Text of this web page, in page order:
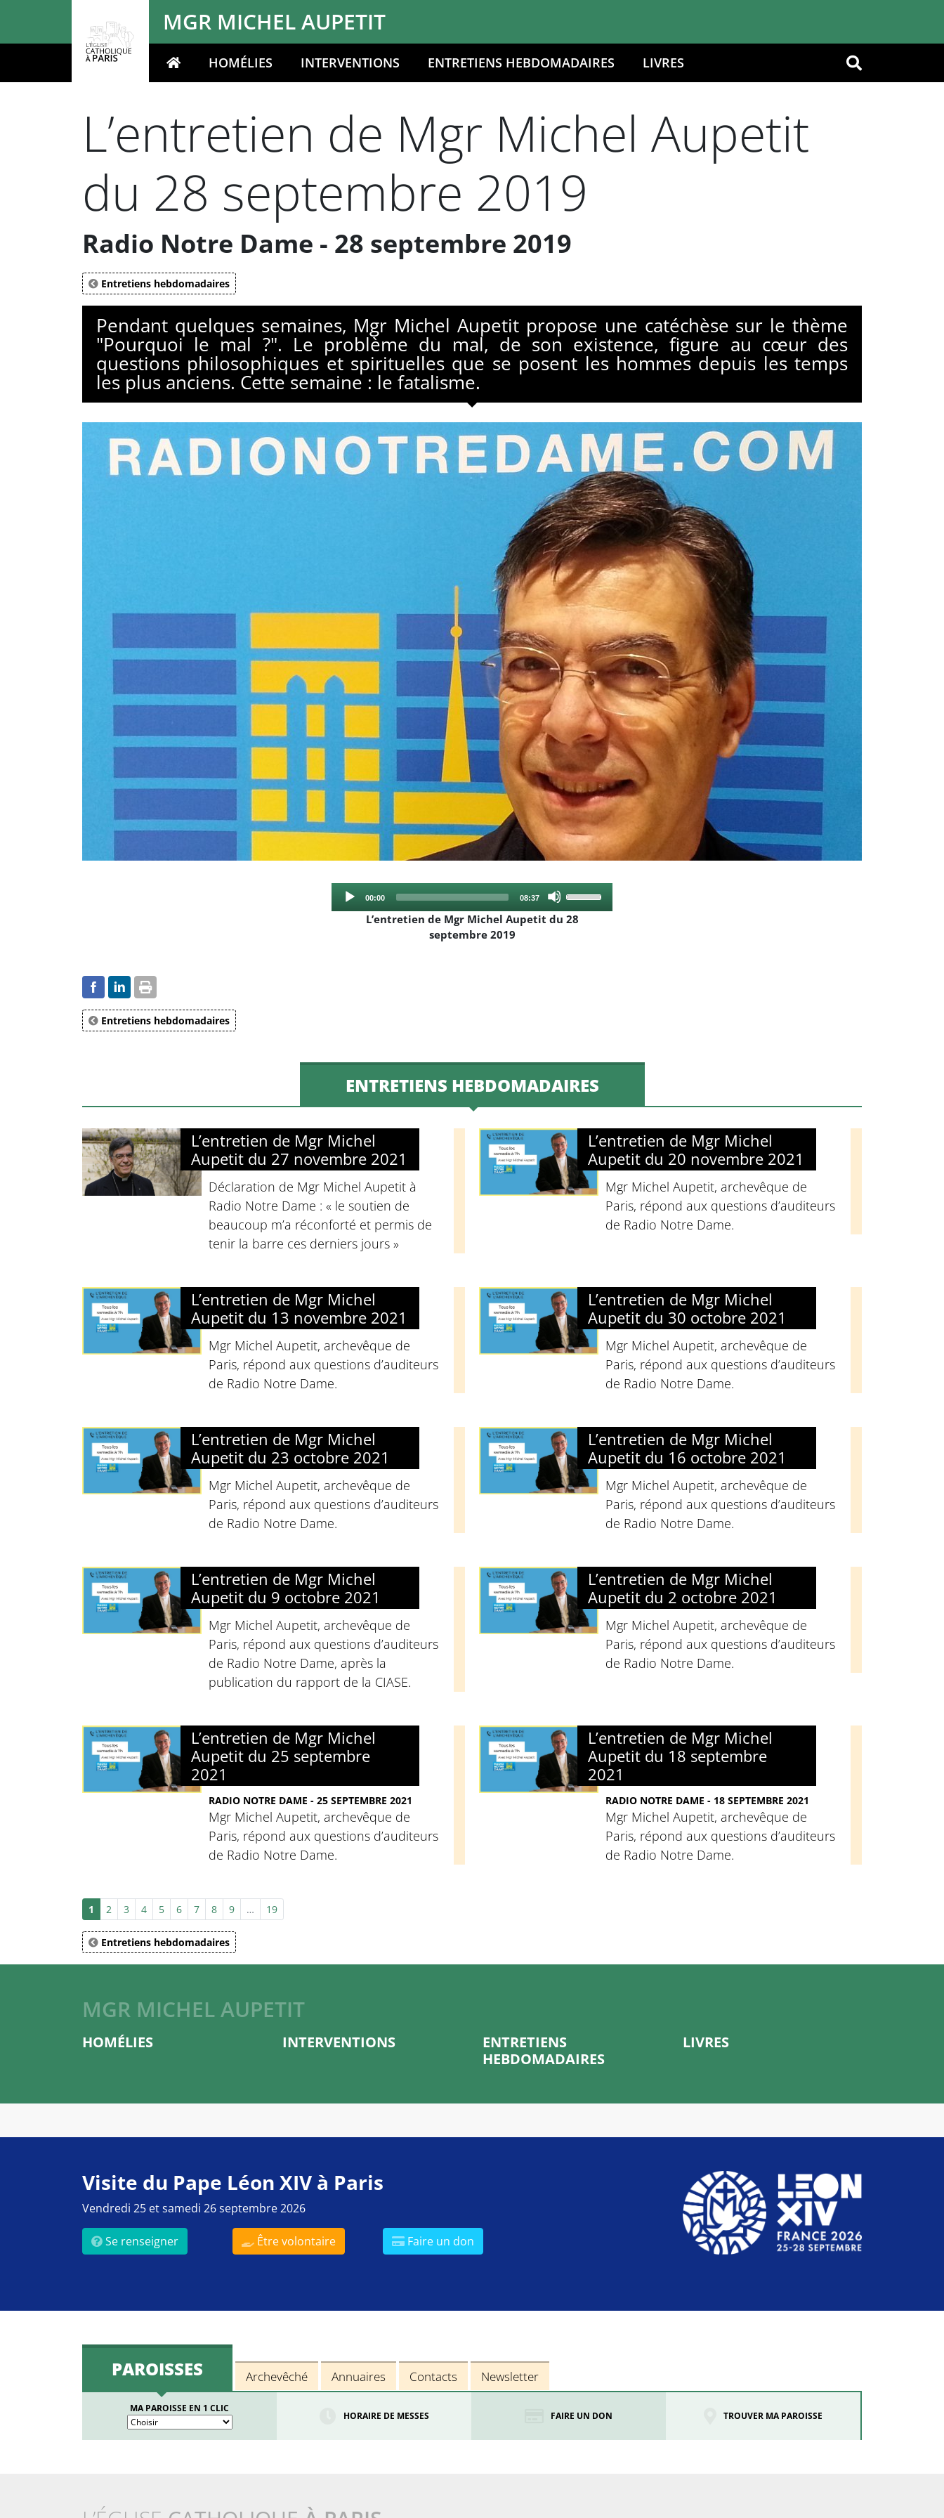
MGR MICHEL AUPETIT
Votre recherche OK
HOMÉLIES INTERVENTIONS ENTRETIENS HEBDOMADAIRES LIVRES
L’entretien de Mgr Michel Aupetit
du 28 septembre 2019
Radio Notre Dame - 28 septembre 2019
Entretiens hebdomadaires
Pendant quelques semaines, Mgr Michel Aupetit propose une catéchèse sur le thème
"Pourquoi le mal ?". Le problème du mal, de son existence, figure au cœur des
questions philosophiques et spirituelles que se posent les hommes depuis les temps
les plus anciens. Cette semaine : le fatalisme.
Audio
Current
00:00
Total
08:37
Arrow
L’entretien de Mgr Michel Aupetit du 28
septembre 2019
Entretiens hebdomadaires
ENTRETIENS HEBDOMADAIRES
L’entretien de Mgr Michel
Aupetit du 27 novembre 2021
Déclaration de Mgr Michel Aupetit à
Radio Notre Dame : « le soutien de
beaucoup m’a réconforté et permis de
tenir la barre ces derniers jours »
L’entretien de Mgr Michel
Aupetit du 20 novembre 2021
Mgr Michel Aupetit, archevêque de
Paris, répond aux questions d’auditeurs
de Radio Notre Dame.
L’entretien de Mgr Michel
Aupetit du 13 novembre 2021
Mgr Michel Aupetit, archevêque de
Paris, répond aux questions d’auditeurs
de Radio Notre Dame.
L’entretien de Mgr Michel
Aupetit du 30 octobre 2021
Mgr Michel Aupetit, archevêque de
Paris, répond aux questions d’auditeurs
de Radio Notre Dame.
L’entretien de Mgr Michel
Aupetit du 23 octobre 2021
Mgr Michel Aupetit, archevêque de
Paris, répond aux questions d’auditeurs
de Radio Notre Dame.
L’entretien de Mgr Michel
Aupetit du 16 octobre 2021
Mgr Michel Aupetit, archevêque de
Paris, répond aux questions d’auditeurs
de Radio Notre Dame.
L’entretien de Mgr Michel
Aupetit du 9 octobre 2021
Mgr Michel Aupetit, archevêque de
Paris, répond aux questions d’auditeurs
de Radio Notre Dame, après la
publication du rapport de la CIASE.
L’entretien de Mgr Michel
Aupetit du 2 octobre 2021
Mgr Michel Aupetit, archevêque de
Paris, répond aux questions d’auditeurs
de Radio Notre Dame.
L’entretien de Mgr Michel
Aupetit du 25 septembre
2021
RADIO NOTRE DAME - 25 SEPTEMBRE 2021
Mgr Michel Aupetit, archevêque de
Paris, répond aux questions d’auditeurs
de Radio Notre Dame.
L’entretien de Mgr Michel
Aupetit du 18 septembre
2021
RADIO NOTRE DAME - 18 SEPTEMBRE 2021
Mgr Michel Aupetit, archevêque de
Paris, répond aux questions d’auditeurs
de Radio Notre Dame.
1 2 3 4 5 6 7 8 9 … 19
Entretiens hebdomadaires
MGR MICHEL AUPETIT
HOMÉLIES INTERVENTIONS
ENTRETIENS
HEBDOMADAIRES
LIVRES
Visite du Pape Léon XIV à Paris
Vendredi 25 et samedi 26 septembre 2026
Se renseigner Être volontaire Faire un don
PAROISSES Archevêché Annuaires Contacts Newsletter
MA PAROISSE EN 1 CLIC
HORAIRE DE MESSES FAIRE UN DON TROUVER MA PAROISSE